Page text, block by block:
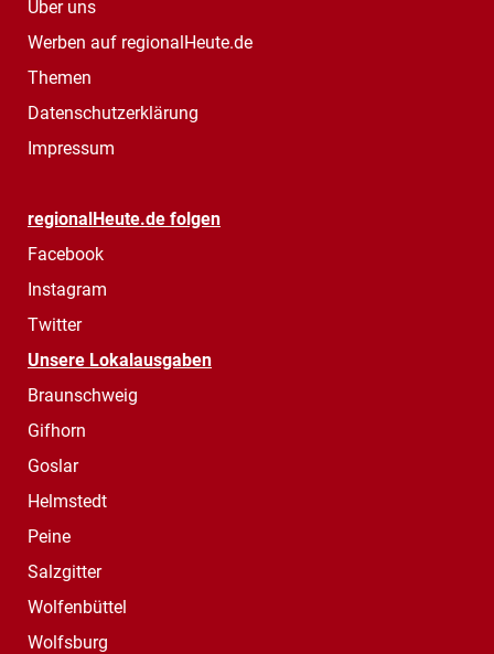
Über uns
Werben auf regionalHeute.de
Themen
Datenschutzerklärung
Impressum
regionalHeute.de folgen
Facebook
Instagram
Twitter
Unsere Lokalausgaben
Braunschweig
Gifhorn
Goslar
Helmstedt
Peine
Salzgitter
Wolfenbüttel
Wolfsburg